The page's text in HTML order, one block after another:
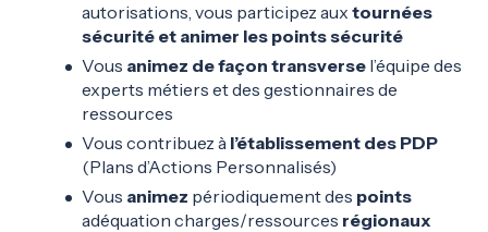
autorisations, vous participez aux tournées
sécurité et animer les points sécurité
Vous animez de façon transverse l’équipe des
experts métiers et des gestionnaires de
ressources
Vous contribuez à l’établissement des PDP
(Plans d’Actions Personnalisés)
Vous animez périodiquement des points
adéquation charges/ressources régionaux